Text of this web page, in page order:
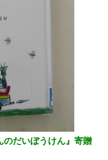
のだいぼうけん』寄贈